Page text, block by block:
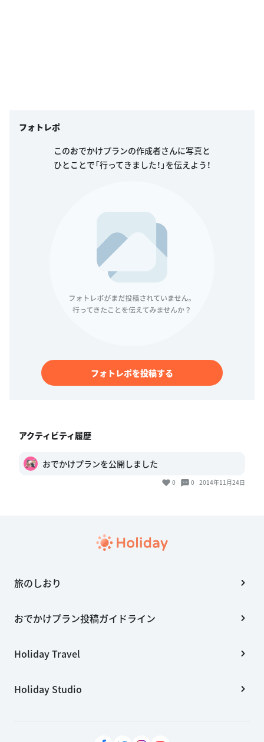
フォトレポ
このおでかけプランの作成者さんに写真と
ひとことで「行ってきました！」を伝えよう！
フォトレポを投稿する
アクティビティ履歴
おでかけプランを公開しました
0 0 2014年11月24日
旅のしおり
おでかけプラン投稿ガイドライン
Holiday Travel
Holiday Studio